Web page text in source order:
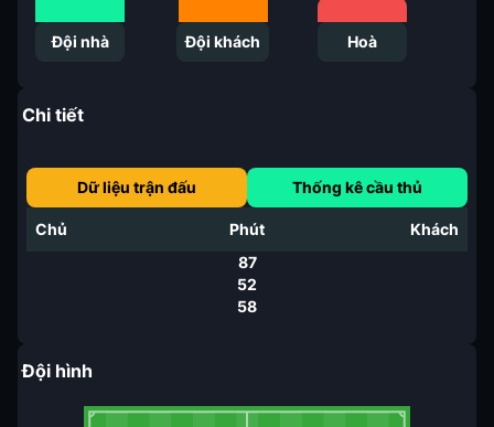
Đội nhà Đội khách Hoà
Chi tiết
Dữ liệu trận đấu Thống kê cầu thủ
Chủ Phút
Khách
87
52
58
Đội hình